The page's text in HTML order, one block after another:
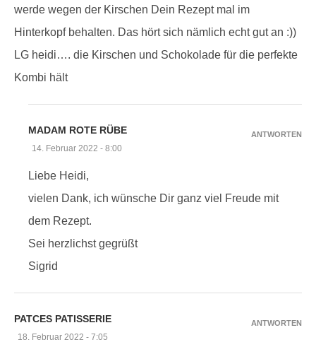
werde wegen der Kirschen Dein Rezept mal im
Hinterkopf behalten. Das hört sich nämlich echt gut an :))
LG heidi…. die Kirschen und Schokolade für die perfekte
Kombi hält
MADAM ROTE RÜBE
14. Februar 2022 - 8:00
Liebe Heidi,
vielen Dank, ich wünsche Dir ganz viel Freude mit
dem Rezept.
Sei herzlichst gegrüßt
Sigrid
ANTWORTEN
PATCES PATISSERIE
18. Februar 2022 - 7:05
ANTWORTEN